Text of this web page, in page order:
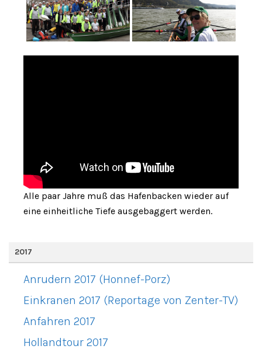
Alle paar Jahre muß das Hafenbacken wieder auf
eine einheitliche Tiefe ausgebaggert werden.
2017
Anrudern 2017 (Honnef-Porz)
Einkranen 2017 (Reportage von Zenter-TV)
Anfahren 2017
Hollandtour 2017